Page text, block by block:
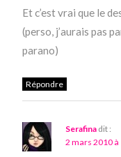
Et c’est vrai que le
(perso, j’aurais pas
parano)
Répondre
Serafina dit :
2 mars 2010 à